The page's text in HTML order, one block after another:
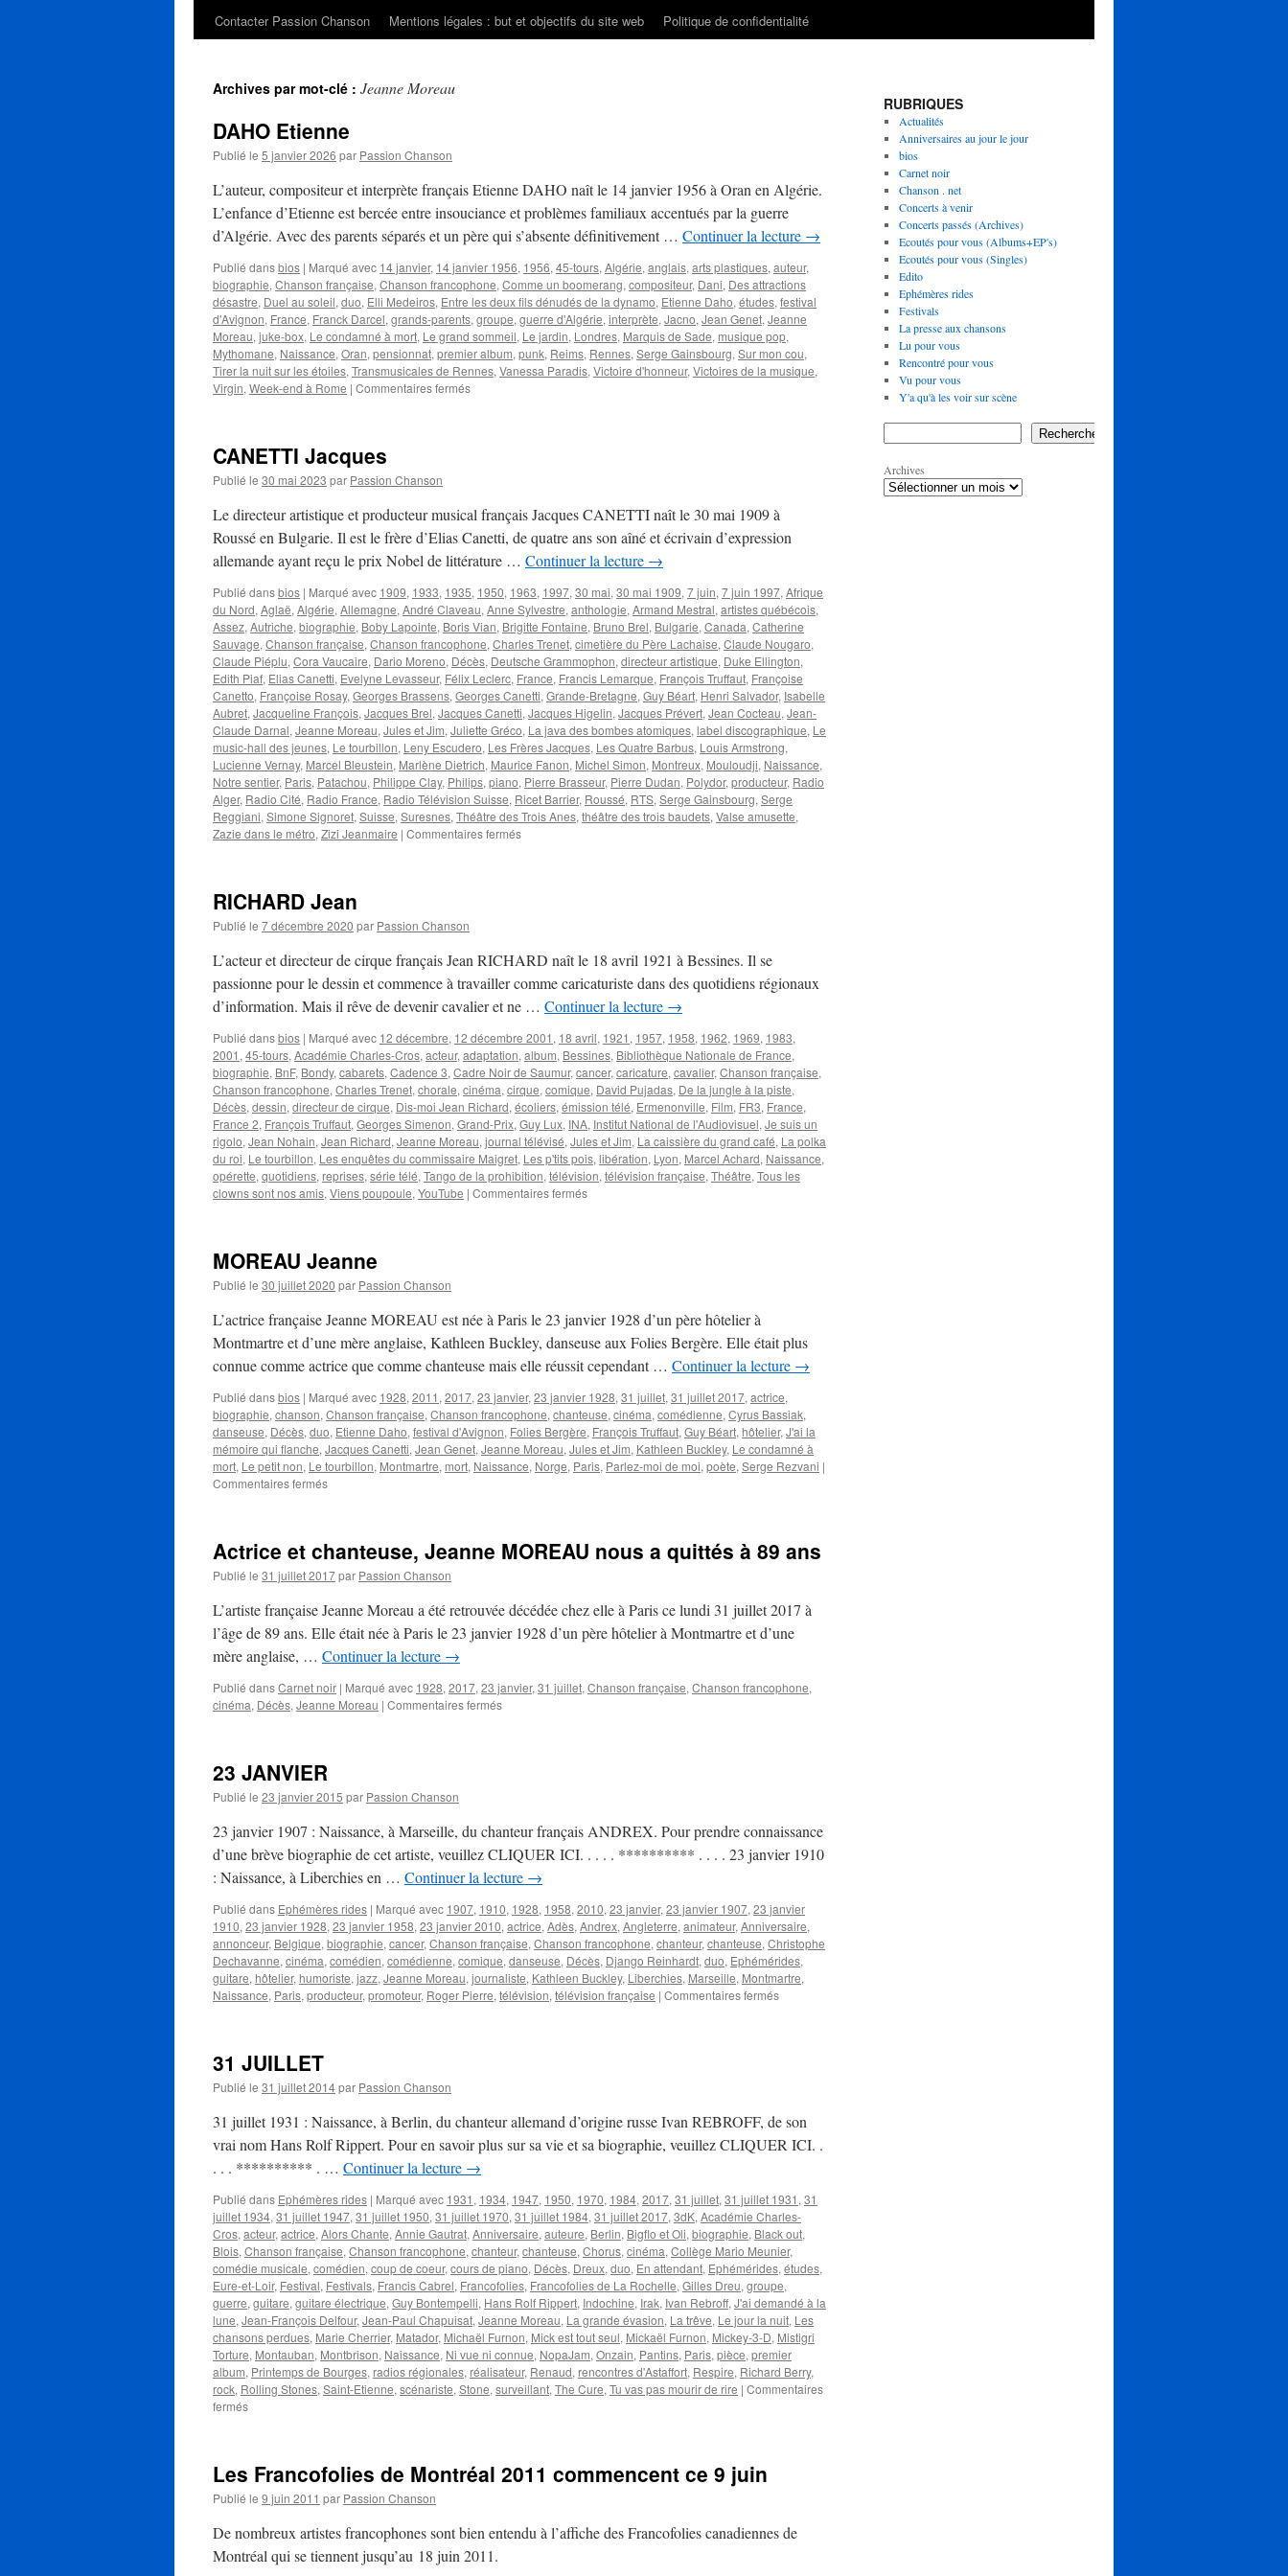
Contacter Passion Chanson
Mentions légales : but et objectifs du site web Politique de confidentialité
Archives par mot-clé : Jeanne Moreau
DAHO Etienne
Publié le 5 janvier 2026 par Passion Chanson
L’auteur, compositeur et interprète français Etienne DAHO naît le 14 janvier 1956 à Oran en Algérie.
L’enfance d’Etienne est bercée entre insouciance et problèmes familiaux accentués par la guerre
d’Algérie. Avec des parents séparés et un père qui s’absente définitivement … Continuer la lecture →
Publié dansbios | Marqué avec 14 janvier, 14 janvier 1956, 1956, 45-tours, Algérie, anglais, arts plastiques, auteur,
biographie, Chanson française, Chanson francophone, Comme un boomerang, compositeur, Dani, Des attractions
désastre, Duel au soleil, duo, Elli Medeiros, Entre les deux fils dénudés de la dynamo, Etienne Daho, études, festival
d'Avignon, France, Franck Darcel, grands-parents, groupe, guerre d'Algérie, interprète, Jacno, Jean Genet, Jeanne
Moreau, juke-box, Le condamné à mort, Le grand sommeil, Le jardin, Londres, Marquis de Sade, musique pop,
Mythomane, Naissance, Oran, pensionnat, premier album, punk, Reims, Rennes, Serge Gainsbourg, Sur mon cou,
Tirer la nuit sur les étoiles, Transmusicales de Rennes, Vanessa Paradis, Victoire d'honneur, Victoires de la musique,
Virgin, Week-end à Rome | Commentaires ferméssur
CANETTI Jacques
Publié le 30 mai 2023 par Passion Chanson
Le directeur artistique et producteur musical français Jacques CANETTI naît le 30 mai 1909 à
Roussé en Bulgarie. Il est le frère d’Elias Canetti, de quatre ans son aîné et écrivain d’expression
allemande ayant reçu le prix Nobel de littérature … Continuer la lecture →
Publié dansbios | Marqué avec 1909, 1933, 1935, 1950, 1963, 1997, 30 mai, 30 mai 1909, 7 juin, 7 juin 1997, Afrique
du Nord, Aglaë, Algérie, Allemagne, André Claveau, Anne Sylvestre, anthologie, Armand Mestral, artistes québécois,
Assez, Autriche, biographie, Boby Lapointe, Boris Vian, Brigitte Fontaine, Bruno Brel, Bulgarie, Canada, Catherine
Sauvage, Chanson française, Chanson francophone, Charles Trenet, cimetière du Père Lachaise, Claude Nougaro,
Claude Piéplu, Cora Vaucaire, Dario Moreno, Décès, Deutsche Grammophon, directeur artistique, Duke Ellington,
Edith Piaf, Elias Canetti, Evelyne Levasseur, Félix Leclerc, France, Francis Lemarque, François Truffaut, Françoise
Canetto, Françoise Rosay, Georges Brassens, Georges Canetti, Grande-Bretagne, Guy Béart, Henri Salvador, Isabelle
Aubret, Jacqueline François, Jacques Brel, Jacques Canetti, Jacques Higelin, Jacques Prévert, Jean Cocteau, Jean-
Claude Darnal, Jeanne Moreau, Jules et Jim, Juliette Gréco, La java des bombes atomiques, label discographique, Le
music-hall des jeunes, Le tourbillon, Leny Escudero, Les Frères Jacques, Les Quatre Barbus, Louis Armstrong,
Lucienne Vernay, Marcel Bleustein, Marlène Dietrich, Maurice Fanon, Michel Simon, Montreux, Mouloudji, Naissance,
Notre sentier, Paris, Patachou, Philippe Clay, Philips, piano, Pierre Brasseur, Pierre Dudan, Polydor, producteur, Radio
Alger, Radio Cité, Radio France, Radio Télévision Suisse, Ricet Barrier, Roussé, RTS, Serge Gainsbourg, Serge
Reggiani, Simone Signoret, Suisse, Suresnes, Théâtre des Trois Anes, théâtre des trois baudets, Valse amusette,
Zazie dans le métro, Zizi Jeanmaire | Commentaires ferméssur
RICHARD Jean
Publié le 7 décembre 2020 par Passion Chanson
L’acteur et directeur de cirque français Jean RICHARD naît le 18 avril 1921 à Bessines. Il se
passionne pour le dessin et commence à travailler comme caricaturiste dans des quotidiens régionaux
d’information. Mais il rêve de devenir cavalier et ne … Continuer la lecture →
Publié dansbios | Marqué avec 12 décembre, 12 décembre 2001 , 18 avril, 1921 , 1957, 1958, 1962, 1969, 1983,
2001 , 45-tours, Académie Charles-Cros, acteur, adaptation, album, Bessines, Bibliothèque Nationale de France,
biographie, BnF, Bondy, cabarets, Cadence 3, Cadre Noir de Saumur, cancer, caricature, cavalier, Chanson française,
Chanson francophone, Charles Trenet, chorale, cinéma, cirque, comique, David Pujadas, De la jungle à la piste,
Décès, dessin, directeur de cirque, Dis-moi Jean Richard, écoliers, émission télé, Ermenonville, Film, FR3, France,
France 2, François Truffaut, Georges Simenon, Grand-Prix, Guy Lux, INA, Institut National de l'Audiovisuel, Je suis un
rigolo, Jean Nohain, Jean Richard, Jeanne Moreau, journal télévisé, Jules et Jim, La caissière du grand café, La polka
du roi, Le tourbillon, Les enquêtes du commissaire Maigret, Les p'tits pois, libération, Lyon, Marcel Achard, Naissance,
opérette, quotidiens, reprises, série télé, Tango de la prohibition, télévision, télévision française, Théâtre, Tous les
clowns sont nos amis, Viens poupoule, YouTube | Commentaires ferméssur
MOREAU Jeanne
Publié le 30 juillet 2020 par Passion Chanson
L’actrice française Jeanne MOREAU est née à Paris le 23 janvier 1928 d’un père hôtelier à
Montmartre et d’une mère anglaise, Kathleen Buckley, danseuse aux Folies Bergère. Elle était plus
connue comme actrice que comme chanteuse mais elle réussit cependant … Continuer la lecture →
Publié dansbios | Marqué avec 1928, 2011 , 2017, 23 janvier, 23 janvier 1928, 31 juillet, 31 juillet 2017, actrice,
biographie, chanson, Chanson française, Chanson francophone, chanteuse, cinéma, comédienne, Cyrus Bassiak,
danseuse, Décès, duo, Etienne Daho, festival d'Avignon, Folies Bergère, François Truffaut, Guy Béart, hôtelier, J'ai la
mémoire qui flanche, Jacques Canetti, Jean Genet, Jeanne Moreau, Jules et Jim, Kathleen Buckley, Le condamné à
mort, Le petit non, Le tourbillon, Montmartre, mort, Naissance, Norge, Paris, Parlez-moi de moi, poète, Serge Rezvani |
Commentaires ferméssur
Actrice et chanteuse, Jeanne MOREAU nous a quittés à 89 ans
Publié le 31 juillet 2017par Passion Chanson
L’artiste française Jeanne Moreau a été retrouvée décédée chez elle à Paris ce lundi 31 juillet 2017 à
l’âge de 89 ans. Elle était née à Paris le 23 janvier 1928 d’un père hôtelier à Montmartre et d’une
mère anglaise, … Continuer la lecture →
Publié dansCarnet noir | Marqué avec 1928, 2017, 23 janvier, 31 juillet, Chanson française, Chanson francophone,
cinéma, Décès, Jeanne Moreau | Commentaires ferméssur
quittés
à
89
23 JANVIER
Publié le 23 janvier 2015 par Passion Chanson
23 janvier 1907 : Naissance, à Marseille, du chanteur français ANDREX. Pour prendre connaissance
d’une brève biographie de cet artiste, veuillez CLIQUER ICI. . . . . ********** . . . . 23 janvier 1910
: Naissance, à Liberchies en … Continuer la lecture →
Publié dans Ephémères rides | Marqué avec 1907, 1910, 1928, 1958, 2010, 23 janvier, 23 janvier 1907, 23 janvier
1910, 23 janvier 1928, 23 janvier 1958, 23 janvier 2010, actrice, Adès, Andrex, Angleterre, animateur, Anniversaire,
annonceur, Belgique, biographie, cancer, Chanson française, Chanson francophone, chanteur, chanteuse, Christophe
Dechavanne, cinéma, comédien, comédienne, comique, danseuse, Décès, Django Reinhardt, duo, Ephémérides,
guitare, hôtelier, humoriste, jazz, Jeanne Moreau, journaliste, Kathleen Buckley, Liberchies, Marseille, Montmartre,
Naissance, Paris, producteur, promoteur, Roger Pierre, télévision, télévision française | Commentaires ferméssur
31 JUILLET
Publié le 31 juillet 2014par Passion Chanson
31 juillet 1931 : Naissance, à Berlin, du chanteur allemand d’origine russe Ivan REBROFF, de son
vrai nom Hans Rolf Rippert. Pour en savoir plus sur sa vie et sa biographie, veuillez CLIQUER ICI. .
. . . ********** . … Continuer la lecture →
Publié dans Ephémères rides | Marqué avec 1931 , 1934, 1947, 1950, 1970, 1984, 2017, 31 juillet, 31 juillet 1931 , 31
juillet 1934, 31 juillet 1947, 31 juillet 1950, 31 juillet 1970, 31 juillet 1984, 31 juillet 2017, 3dK, Académie Charles-
Cros, acteur, actrice, Alors Chante, Annie Gautrat, Anniversaire, auteure, Berlin, Bigflo et Oli, biographie, Black out,
Blois, Chanson française, Chanson francophone, chanteur, chanteuse, Chorus, cinéma, Collège Mario Meunier,
comédie musicale, comédien, coup de coeur, cours de piano, Décès, Dreux, duo, En attendant, Ephémérides, études,
Eure-et-Loir, Festival, Festivals, Francis Cabrel, Francofolies, Francofolies de La Rochelle, Gilles Dreu, groupe,
guerre, guitare, guitare électrique, Guy Bontempelli, Hans Rolf Rippert, Indochine, Irak, Ivan Rebroff, J'ai demandé à la
lune, Jean-François Delfour, Jean-Paul Chapuisat, Jeanne Moreau, La grande évasion, La trêve, Le jour la nuit, Les
chansons perdues, Marie Cherrier, Matador, Michaël Furnon, Mick est tout seul, Mickaël Furnon, Mickey-3-D, Mistigri
Torture, Montauban, Montbrison, Naissance, Ni vue ni connue, NopaJam, Onzain, Pantins, Paris, pièce, premier
album, Printemps de Bourges, radios régionales, réalisateur, Renaud, rencontres d'Astaffort, Respire, Richard Berry,
rock, Rolling Stones, Saint-Etienne, scénariste, Stone, surveillant, The Cure, Tu vas pas mourir de rire | Commentaires
ferméssur
Les Francofolies de Montréal 2011 commencent ce 9 juin
Publié le 9 juin 2011 par Passion Chanson
De nombreux artistes francophones sont bien entendu à l’affiche des Francofolies canadiennes de
Montréal qui se tiennent jusqu’au 18 juin 2011.
RUBRIQUES
Actualités
Anniversaires au jour le jour
bios
Carnet noir
Chanson . net
Concerts à venir
Concerts passés (Archives)
Ecoutés pour vous (Albums+EP's)
Ecoutés pour vous (Singles)
Edito
Ephémères rides
Festivals
La presse aux chansons
Lu pour vous
Rencontré pour vous
Vu pour vous
Y'a qu'à les voir sur scène
Rechercher
Archives